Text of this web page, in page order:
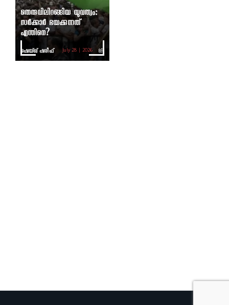
തെരുവിലിറങ്ങിയ യുവത്വം:
സർക്കാർ ഭയക്കുന്നത്
എന്തിനെ?
ഷെയ്ഖ് ഷരീഫ് July 28 | 2026